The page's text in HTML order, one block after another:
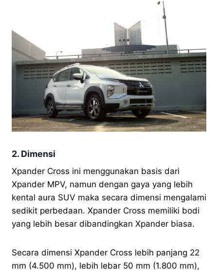
2. Dimensi
Xpander Cross ini menggunakan basis dari
Xpander MPV, namun dengan gaya yang lebih
kental aura SUV maka secara dimensi mengalami
sedikit perbedaan. Xpander Cross memiliki bodi
yang lebih besar dibandingkan Xpander biasa.
Secara dimensi Xpander Cross lebih panjang 22
mm (4.500 mm), lebih lebar 50 mm (1.800 mm),